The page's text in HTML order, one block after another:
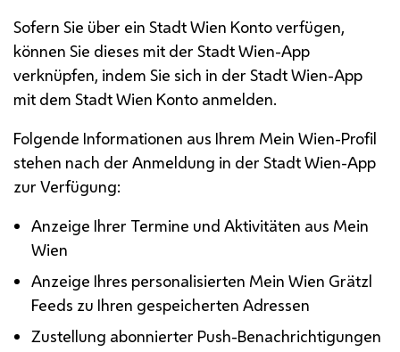
Sofern Sie über ein Stadt Wien Konto verfügen,
können Sie dieses mit der Stadt Wien-App
verknüpfen, indem Sie sich in der Stadt Wien-App
mit dem Stadt Wien Konto anmelden.
Folgende Informationen aus Ihrem Mein Wien-Profil
stehen nach der Anmeldung in der Stadt Wien-App
zur Verfügung:
Anzeige Ihrer Termine und Aktivitäten aus Mein
Wien
Anzeige Ihres personalisierten Mein Wien Grätzl
Feeds zu Ihren gespeicherten Adressen
Zustellung abonnierter Push-Benachrichtigungen